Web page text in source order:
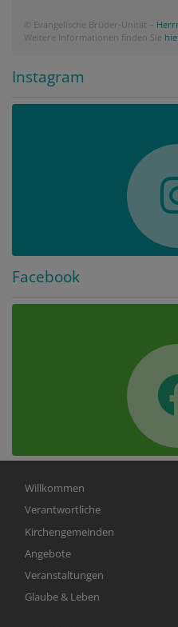
© Evangelische Brüder-Unität –
Weitere Informationen finden Sie
Instagram
Facebook
Hauptnavigation
Willkommen
Verantwortliche
Kirchengemeinden
Angebote
Veranstaltungen
Glaube & Leben